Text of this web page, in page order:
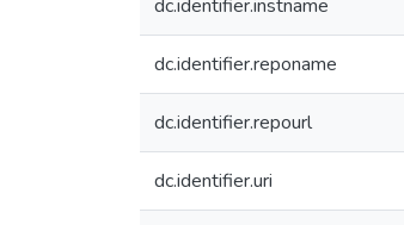
dc.identifier.instname
dc.identifier.reponame
dc.identifier.repourl
dc.identifier.uri